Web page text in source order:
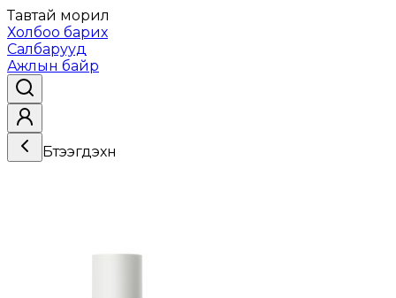
Тавтай морил
Холбоо барих
Салбарууд
Ажлын байр
Бүтээгдэхүүн